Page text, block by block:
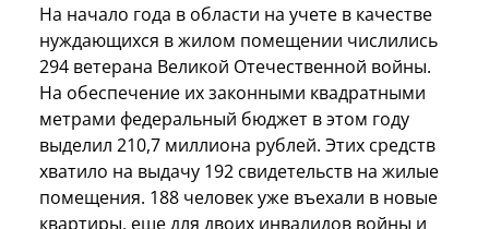
На начало года в области на учете в качестве
нуждающихся в жилом помещении числились
294 ветерана Великой Отечественной войны.
На обеспечение их законными квадратными
метрами федеральный бюджет в этом году
выделил 210,7 миллиона рублей. Этих средств
хватило на выдачу 192 свидетельств на жилые
помещения. 188 человек уже въехали в новые
квартиры, еще для двоих инвалидов войны и